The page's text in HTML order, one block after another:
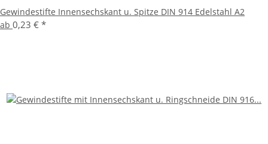
Gewindestifte Innensechskant u. Spitze DIN 914 Edelstahl A2
ab 0,23 € *